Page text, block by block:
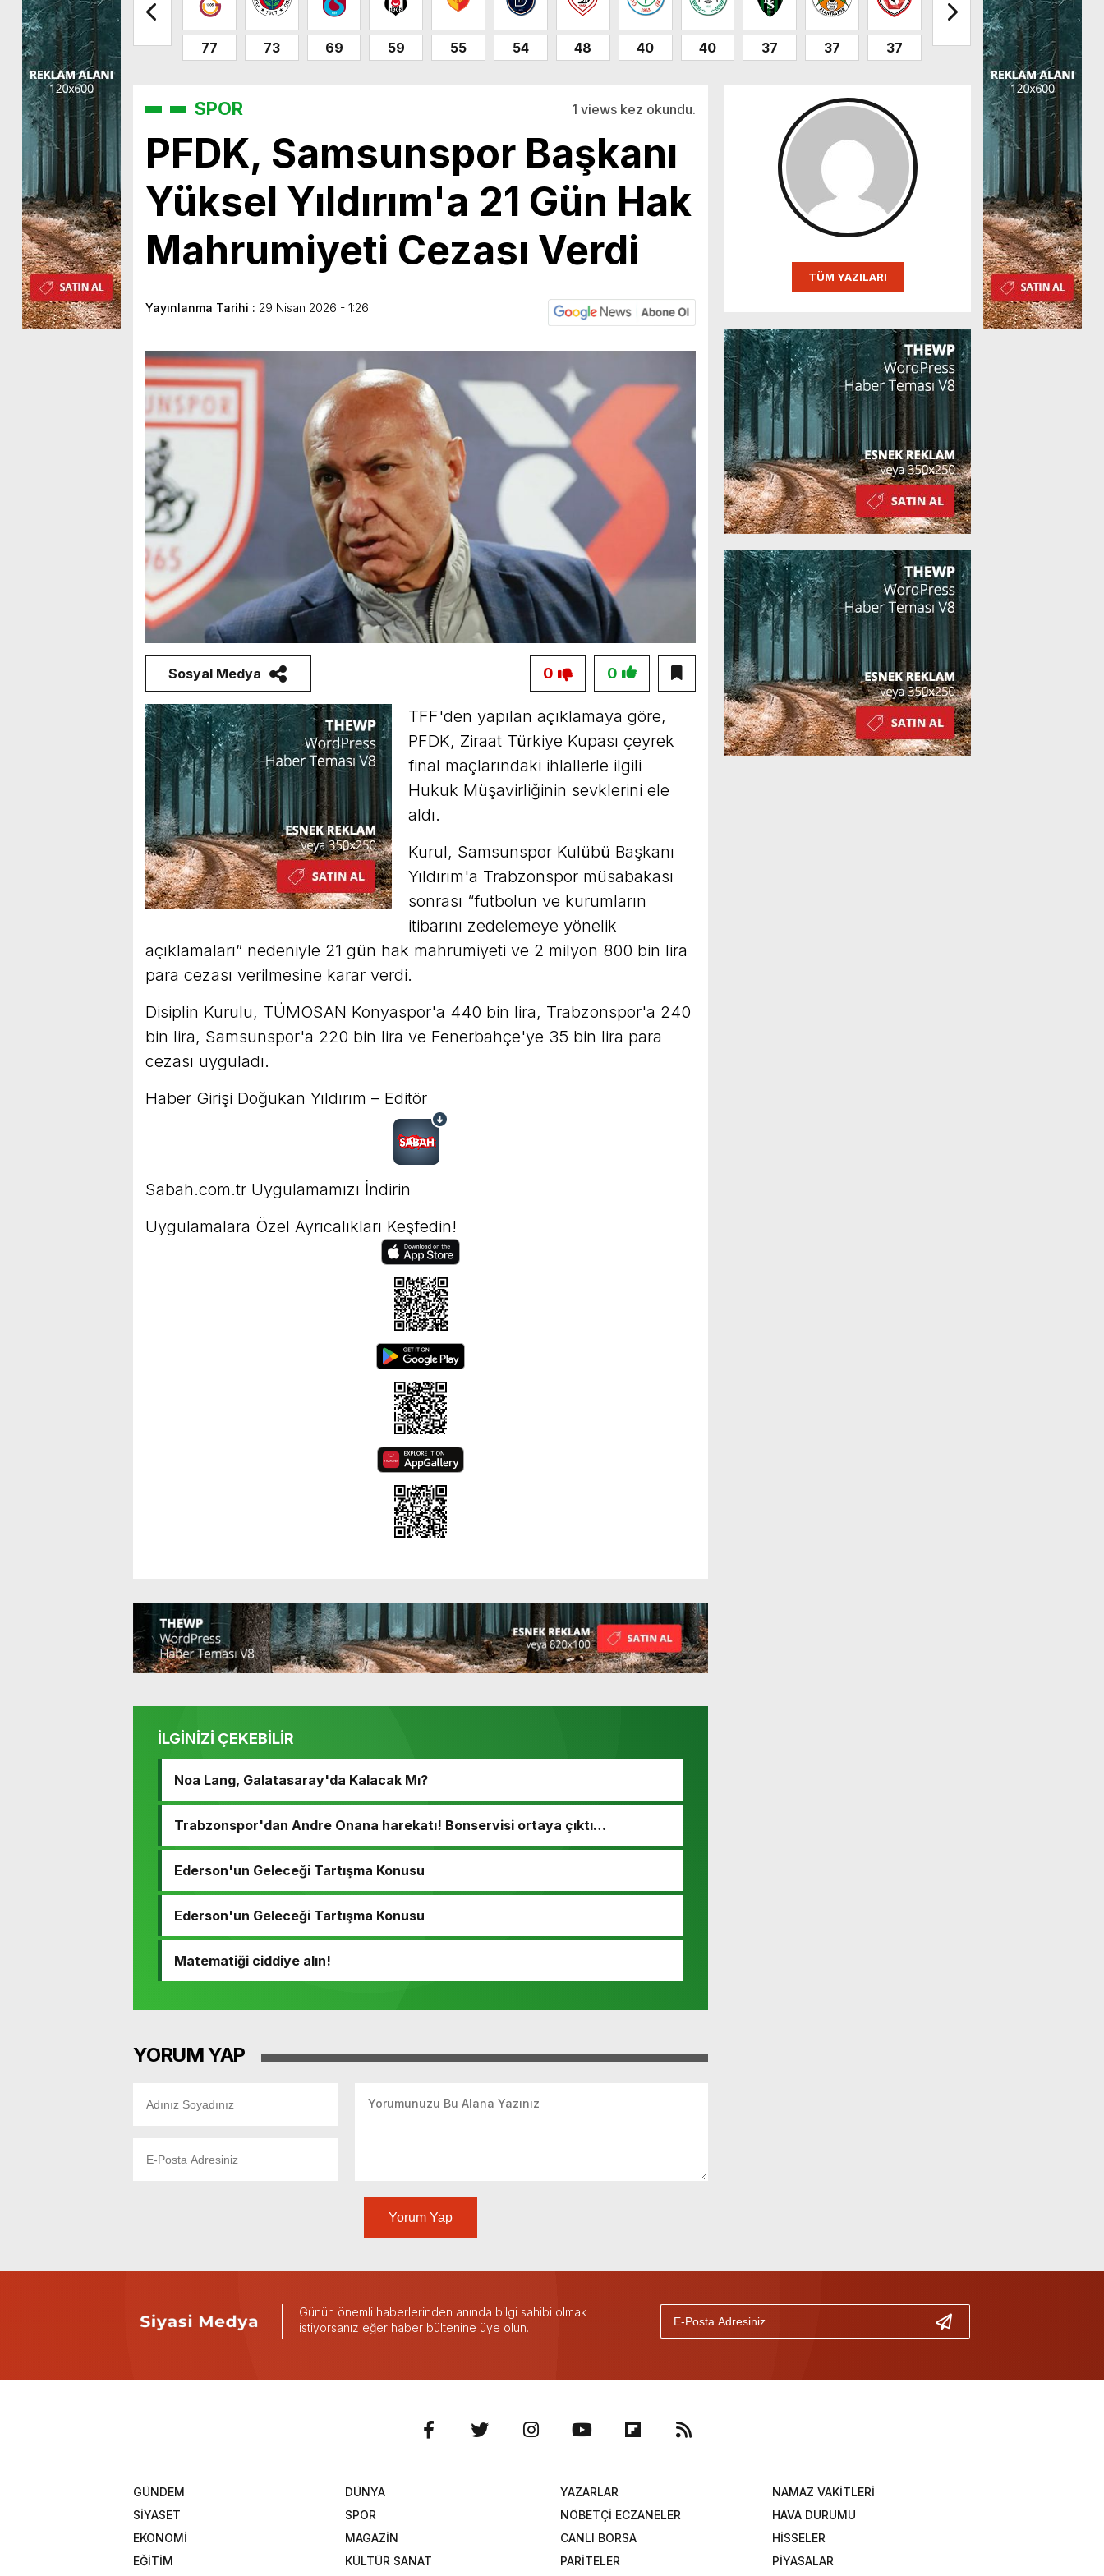
77 73 69 59 55 54 48 40 40 37 37 37 32 32 31
SPOR 1 views kez okundu.
PFDK, Samsunspor Başkanı
Yüksel Yıldırım'a 21 Gün Hak
Mahrumiyeti Cezası Verdi
Yayınlanma Tarihi : 29 Nisan 2026 - 1:26
Sosyal Medya 0
0
TFF'den yapılan açıklamaya göre,
PFDK, Ziraat Türkiye Kupası çeyrek
final maçlarındaki ihlallerle ilgili
Hukuk Müşavirliğinin sevklerini ele
aldı.
Kurul, Samsunspor Kulübü Başkanı
Yıldırım'a Trabzonspor müsabakası
sonrası “futbolun ve kurumların
itibarını zedelemeye yönelik
açıklamaları” nedeniyle 21 gün hak mahrumiyeti ve 2 milyon 800 bin lira
para cezası verilmesine karar verdi.
Disiplin Kurulu, TÜMOSAN Konyaspor'a 440 bin lira, Trabzonspor'a 240
bin lira, Samsunspor'a 220 bin lira ve Fenerbahçe'ye 35 bin lira para
cezası uyguladı.
Haber Girişi Doğukan Yıldırım – Editör
Sabah.com.tr Uygulamamızı İndirin
Uygulamalara Özel Ayrıcalıkları Keşfedin!
İLGİNİZİ ÇEKEBİLİR
Noa Lang, Galatasaray'da Kalacak Mı?
Trabzonspor'dan Andre Onana harekatı! Bonservisi ortaya çıktı…
Ederson'un Geleceği Tartışma Konusu
Ederson'un Geleceği Tartışma Konusu
Matematiği ciddiye alın!
YORUM YAP
Yorum Yap
TÜM YAZILARI
Günün önemli haberlerinden anında bilgi sahibi olmak
istiyorsanız eğer haber bültenine üye olun.
GÜNDEM
DÜNYA
SİYASET
SPOR
EKONOMİ
MAGAZİN
EĞİTİM
KÜLTÜR SANAT
YAZARLAR
NAMAZ VAKİTLERİ
NÖBETÇİ ECZANELER
HAVA DURUMU
CANLI BORSA
HİSSELER
PARİTELER
PİYASALAR